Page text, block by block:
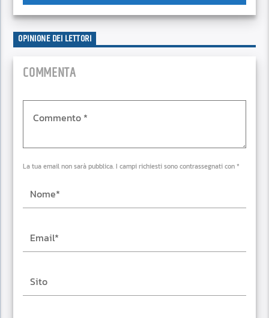
OPINIONE DEI LETTORI
COMMENTA
La tua email non sarà pubblica. I campi richiesti sono contrassegnati con *